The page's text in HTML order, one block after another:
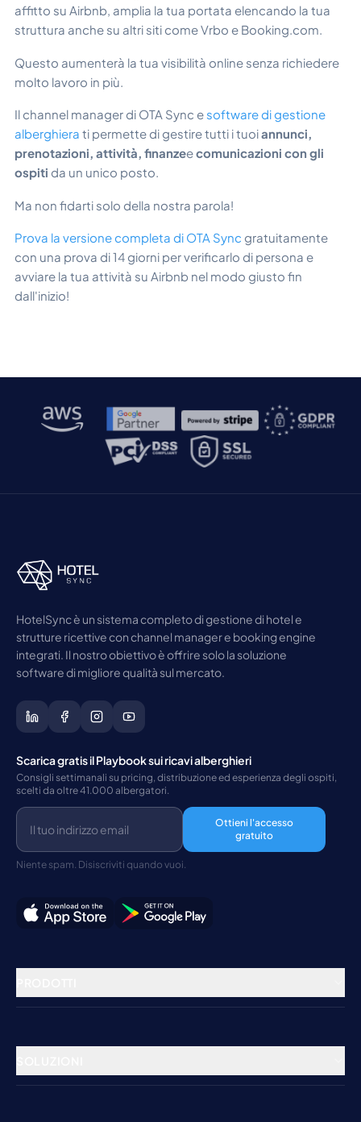
affitto su Airbnb, amplia la tua portata elencando la tua
struttura anche su altri siti come Vrbo e Booking.com.
Questo aumenterà la tua visibilità online senza richiedere
molto lavoro in più.
Il channel manager di OTA Sync e software di gestione
alberghiera ti permette di gestire tutti i tuoiannunci,
prenotazioni, attività, finanzeecomunicazioni con gli
ospiti da un unico posto.
Ma non fidarti solo della nostra parola!
Prova la versione completa di OTA Sync gratuitamente
con una prova di 14 giorni per verificarlo di persona e
avviare la tua attività su Airbnb nel modo giusto fin
dall'inizio!
HotelSync è un sistema completo di gestione di hotel e
strutture ricettive con channel manager e booking engine
integrati. Il nostro obiettivo è offrire solo la soluzione
software di migliore qualità sul mercato.
Scarica gratis il Playbook sui ricavi alberghieri
Consigli settimanali su pricing, distribuzione ed esperienza degli ospiti,
scelti da oltre 41.000 albergatori.
Ottieni l'accesso
gratuito
Niente spam. Disiscriviti quando vuoi.
Gestione della struttura
Booking Engine
Hotel